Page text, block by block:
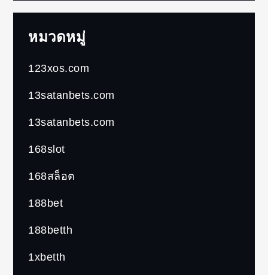
หมวดหมู่
123xos.com
13satanbets.com
13satanbets.com
168slot
168สล็อต
188bet
188betth
1xbetth